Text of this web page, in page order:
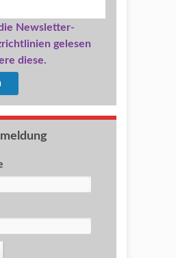
Newsletter-
gelesen
diese.